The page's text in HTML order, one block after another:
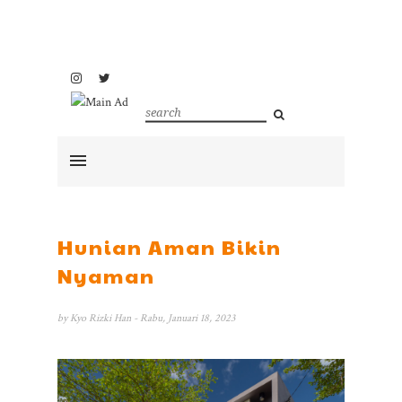
Hunian Aman Bikin
Nyaman
by Kyo Rizki Han - Rabu, Januari 18, 2023